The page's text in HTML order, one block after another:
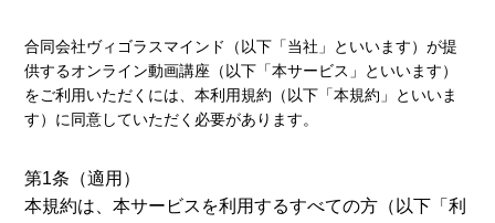
合同会社ヴィゴラスマインド（以下「当社」といいます）が提
供するオンライン動画講座（以下「本サービス」といいます）
をご利用いただくには、本利用規約（以下「本規約」といいま
す）に同意していただく必要があります。
第1条（適用）
本規約は、本サービスを利用するすべての方（以下「利